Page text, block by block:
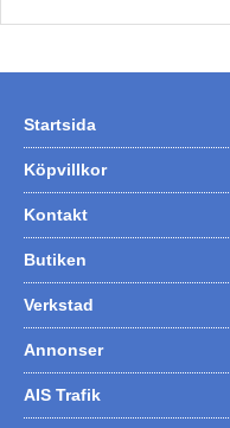
Startsida
Köpvillkor
Kontakt
Butiken
Verkstad
Annonser
AIS Trafik